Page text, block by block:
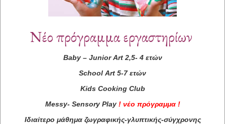
Νέο πρόγραμμα εργαστηρίων
Baby– Junior Art2,5- 4 ετών
School Art 5-7 ετών
Kids Cooking Club
Messy- Sensory Play ! νέο πρόγραμμα !
Ιδιαίτερο μάθημα ζωγραφικής-γλυπτικής-σύγχρονης